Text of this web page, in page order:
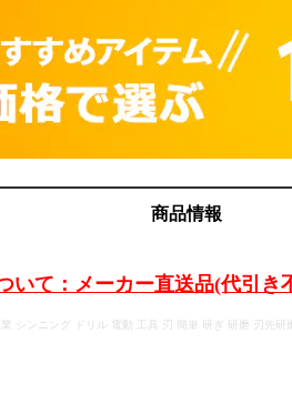
商品情報
いて：メーカー直送品(代引き
業 シンニング ドリル 電動 工具 刃 簡単 研ぎ 研磨 刃先研